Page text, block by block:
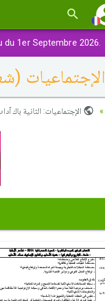
1er Septembre 2026.
الإجتماعيات (شعبة الآداب) 2014
الإجتماعيات: الثانية باك